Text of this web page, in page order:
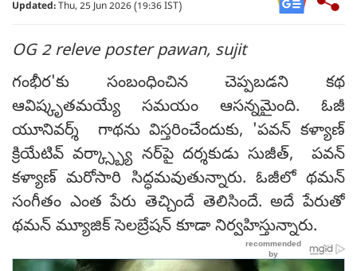
Updated:Thu, 25 Jun 2026 (19:36 IST)
OG 2 releve poster pawan, sujit
గంభీర'కు సంబంధించిన చెప్పబడని కథ
ఆవిష్కృతమయ్యే సమయం ఆసన్నమైంది. ఓజీ
యూనివర్శ్ గాథను విస్తరించేందుకు, 'పవన్ కళ్యాణ్
క్రియేటివ్ వర్క్స్బ్యా నర్‌పై దర్శకుడు సుజీత్, పవన్
కళ్యాణ్ మరోసారి సిద్ధమవుతున్నారు. ఓజీలో థమన్
సంగీతం ఎంత పేరు తెచ్చిందే తెలిసిందే. అదే పేరుతో
థమన్ మ్యూజిక్ సెలబ్రేషన్ కూడా నిర్వహిస్తున్నారు.